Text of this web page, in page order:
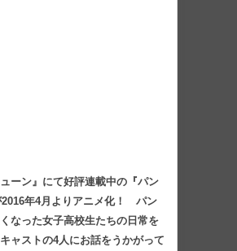
ューン』にて好評連載中の『パン
2016年4月よりアニメ化！ パン
なった女子高校生たちの日常を
ャストの4人にお話をうかがって